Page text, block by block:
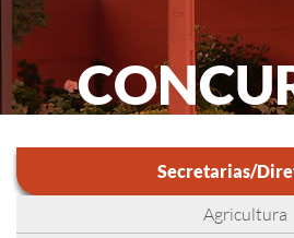
Secretarias/
Agricultura